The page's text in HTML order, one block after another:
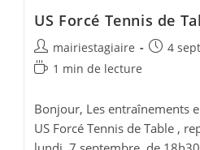
US Forcé Tennis de
Auteur/autrice
de
mairiestagiaire
4
Temps
lecture :
1 min de lecture
Bonjour, Les entraînements
US Forcé Tennis de Table ,